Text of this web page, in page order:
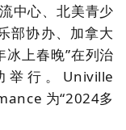
中心、北美青少
部协办、加拿大
上春晚”在列治
举行。Univille
为“2024多